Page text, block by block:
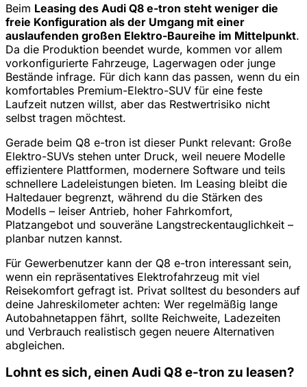
Beim Leasing des Audi Q8 e-tron steht weniger die
freie Konfiguration als der Umgang mit einer
auslaufenden großen Elektro-Baureihe im Mittelpunkt.
Da die Produktion beendet wurde, kommen vor allem
vorkonfigurierte Fahrzeuge, Lagerwagen oder junge
Bestände infrage. Für dich kann das passen, wenn du ein
komfortables Premium-Elektro-SUV für eine feste
Laufzeit nutzen willst, aber das Restwertrisiko nicht
selbst tragen möchtest.
Gerade beim Q8 e-tron ist dieser Punkt relevant: Große
Elektro-SUVs stehen unter Druck, weil neuere Modelle
effizientere Plattformen, modernere Software und teils
schnellere Ladeleistungen bieten. Im Leasing bleibt die
Haltedauer begrenzt, während du die Stärken des
Modells – leiser Antrieb, hoher Fahrkomfort,
Platzangebot und souveräne Langstreckentauglichkeit –
planbar nutzen kannst.
Für Gewerbenutzer kann der Q8 e-tron interessant sein,
wenn ein repräsentatives Elektrofahrzeug mit viel
Reisekomfort gefragt ist. Privat solltest du besonders auf
deine Jahreskilometer achten: Wer regelmäßig lange
Autobahnetappen fährt, sollte Reichweite, Ladezeiten
und Verbrauch realistisch gegen neuere Alternativen
abgleichen.
Lohnt es sich, einen Audi Q8 e-tron zu leasen?